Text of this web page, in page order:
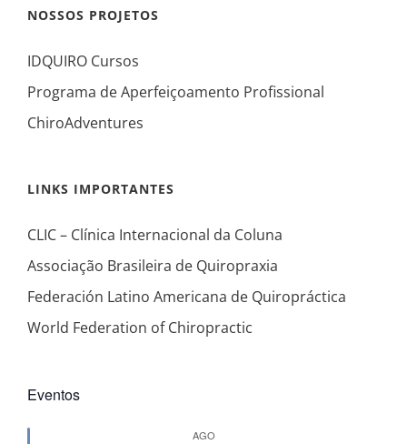
NOSSOS PROJETOS
IDQUIRO Cursos
Programa de Aperfeiçoamento Profissional
ChiroAdventures
LINKS IMPORTANTES
CLIC – Clínica Internacional da Coluna
Associação Brasileira de Quiropraxia
Federación Latino Americana de Quiropráctica
World Federation of Chiropractic
Eventos
AGO